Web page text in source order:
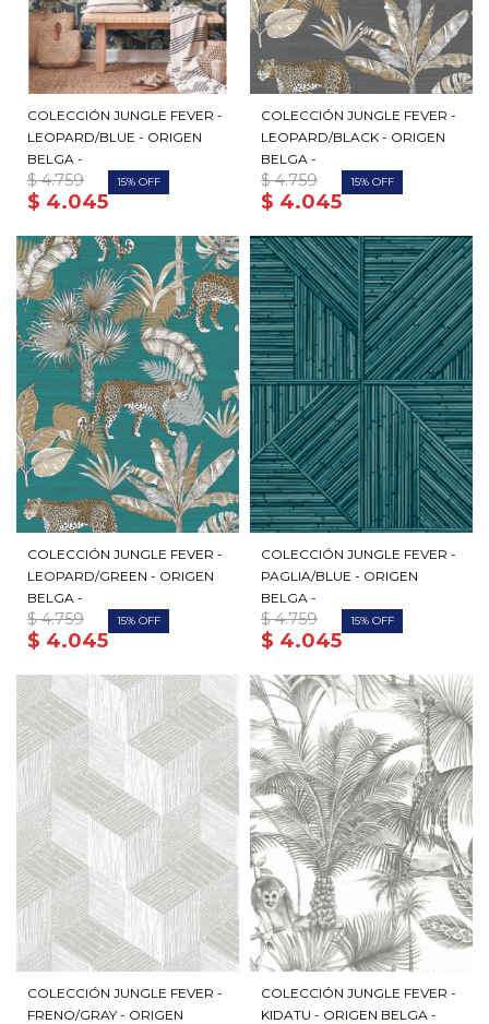
COLECCIÓN JUNGLE FEVER -
LEOPARD/BLUE - ORIGEN
BELGA -
$ 4.045
$ 4.759 15
COLECCIÓN JUNGLE FEVER -
LEOPARD/BLACK - ORIGEN
BELGA -
$ 4.045
$ 4.759 15
COLECCIÓN JUNGLE FEVER -
LEOPARD/GREEN - ORIGEN
BELGA -
$ 4.045
$ 4.759 15
COLECCIÓN JUNGLE FEVER -
PAGLIA/BLUE - ORIGEN
BELGA -
$ 4.045
$ 4.759 15
COLECCIÓN JUNGLE FEVER -
FRENO/GRAY - ORIGEN
COLECCIÓN JUNGLE FEVER -
KIDATU - ORIGEN BELGA -